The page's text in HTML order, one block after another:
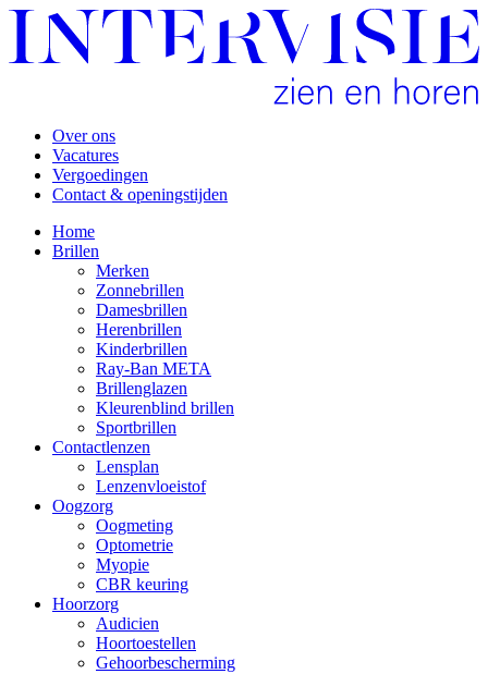
Over ons
Vacatures
Vergoedingen
Contact & openingstijden
Home
Brillen
Merken
Zonnebrillen
Damesbrillen
Herenbrillen
Kinderbrillen
Ray-Ban META
Brillenglazen
Kleurenblind brillen
Sportbrillen
Contactlenzen
Lensplan
Lenzenvloeistof
Oogzorg
Oogmeting
Optometrie
Myopie
CBR keuring
Hoorzorg
Audicien
Hoortoestellen
Gehoorbescherming